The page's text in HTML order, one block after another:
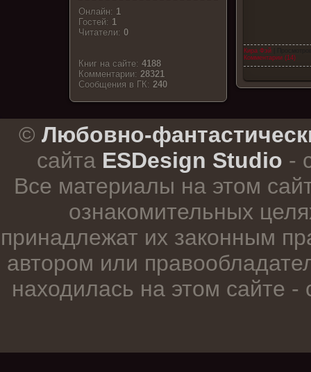
Онлайн: 1
Гостей: 1
Читатели:0
Книг на сайте:4188
Комментарии:28321
Cообщения в ГК:240
Кира Фэй
Комментарии (14)
© Любовно-
сайта ESDesign Studio -
Все материалы на этом
ознакомительных
принадлежат их законным
автором или
находилась на этом сайте